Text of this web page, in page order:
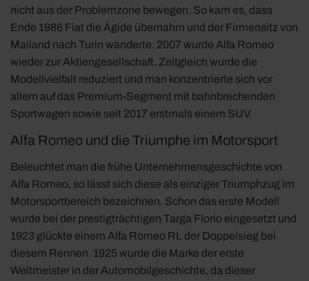
nicht aus der Problemzone bewegen. So kam es, dass
Ende 1986 Fiat die Ägide übernahm und der Firmensitz von
Mailand nach Turin wanderte. 2007 wurde Alfa Romeo
wieder zur Aktiengesellschaft. Zeitgleich wurde die
Modellvielfalt reduziert und man konzentrierte sich vor
allem auf das Premium-Segment mit bahnbrechenden
Sportwagen sowie seit 2017 erstmals einem SUV.
Alfa Romeo und die Triumphe im Motorsport
Beleuchtet man die frühe Unternehmensgeschichte von
Alfa Romeo, so lässt sich diese als einziger Triumphzug im
Motorsportbereich bezeichnen. Schon das erste Modell
wurde bei der prestigträchtigen Targa Florio eingesetzt und
1923 glückte einem Alfa Romeo RL der Doppelsieg bei
diesem Rennen. 1925 wurde die Marke der erste
Weltmeister in der Automobilgeschichte, da dieser